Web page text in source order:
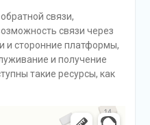
связи,
связи через
и сторонние платформы,
и получение
такие ресурсы, как